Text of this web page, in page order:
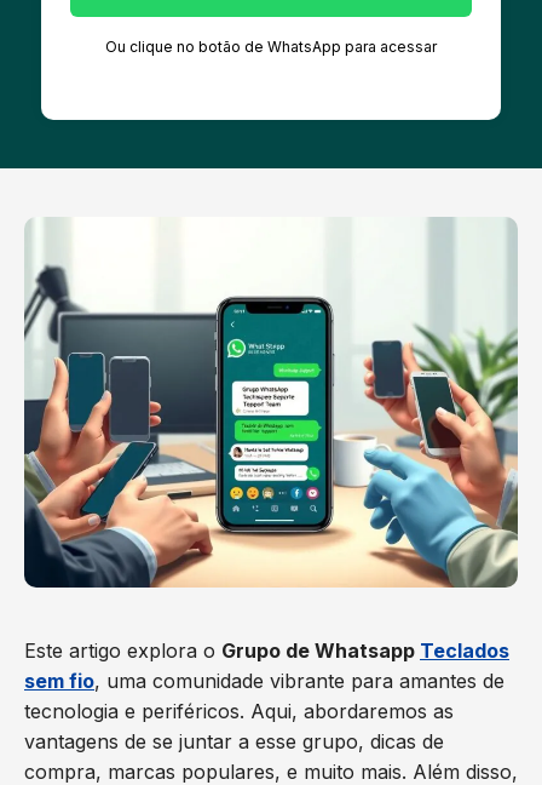
Ou clique no botão de WhatsApp para acessar
Este artigo explora o Grupo de Whatsapp Teclados
sem fio, uma comunidade vibrante para amantes de
tecnologia e periféricos. Aqui, abordaremos as
vantagens de se juntar a esse grupo, dicas de
compra, marcas populares, e muito mais. Além disso,